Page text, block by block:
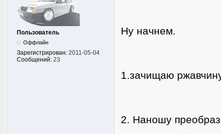
Пользователь
Оффлайн
Зарегистрирован: 2011-05-04
Сообщений: 23
Ну начнем.
1.зачищаю
2. Наношу